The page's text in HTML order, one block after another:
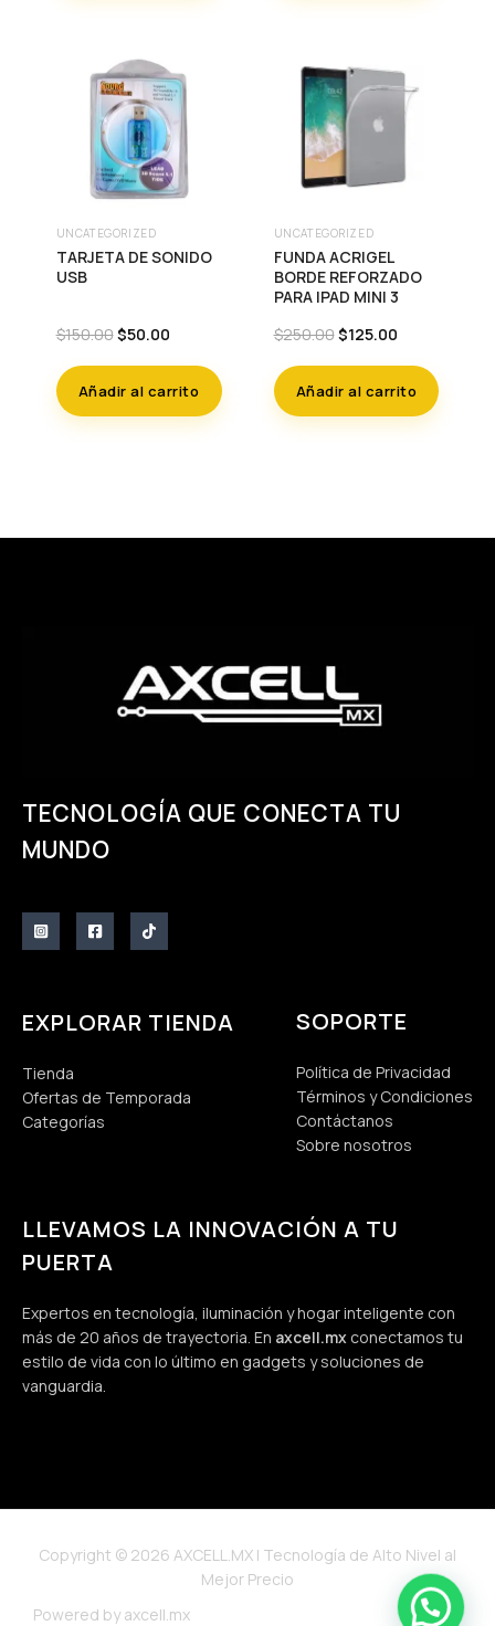
UNCATEGORIZED
TARJETA DE SONIDO
USB
$150.00Original
was:
$150.00.
$50.00Current
is:
$50.00.
Añadir al carrito
UNCATEGORIZED
FUNDA ACRIGEL
BORDE REFORZADO
PARA IPAD MINI 3
$250.00Original
was:
$250.00.
$125.00Current
is:
$125.00.
Añadir al carrito
TECNOLOGÍA QUE CONECTA TU
MUNDO
EXPLORAR TIENDA
Tienda
Ofertas de Temporada
Categorías
SOPORTE
Política de Privacidad
Términos y Condiciones
Contáctanos
Sobre nosotros
LLEVAMOS LA INNOVACIÓN A TU
PUERTA
Expertos en tecnología, iluminación y hogar inteligente con
más de 20 años de trayectoria. En axcell.mx conectamos tu
estilo de vida con lo último en gadgets y soluciones de
vanguardia.
Copyright © 2026 AXCELL.MX | Tecnología de Alto Nivel al
Mejor Precio
Powered by axcell.mx